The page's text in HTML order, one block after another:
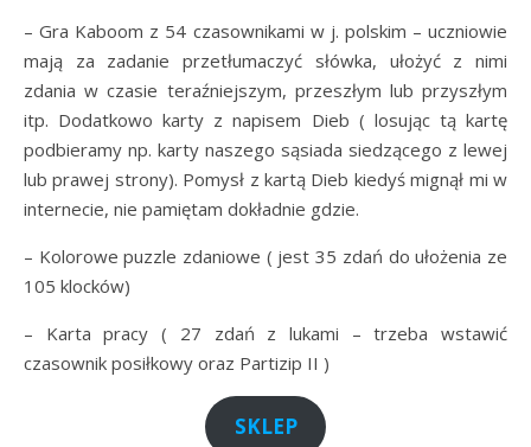
– Gra Kaboom z 54 czasownikami w j. polskim – uczniowie
mają za zadanie przetłumaczyć słówka, ułożyć z nimi
zdania w czasie teraźniejszym, przeszłym lub przyszłym
itp. Dodatkowo karty z napisem Dieb ( losując tą kartę
podbieramy np. karty naszego sąsiada siedzącego z lewej
lub prawej strony). Pomysł z kartą Dieb kiedyś mignął mi w
internecie, nie pamiętam dokładnie gdzie.
– Kolorowe puzzle zdaniowe ( jest 35 zdań do ułożenia ze
105 klocków)
– Karta pracy ( 27 zdań z lukami – trzeba wstawić
czasownik posiłkowy oraz Partizip II )
SKLEP